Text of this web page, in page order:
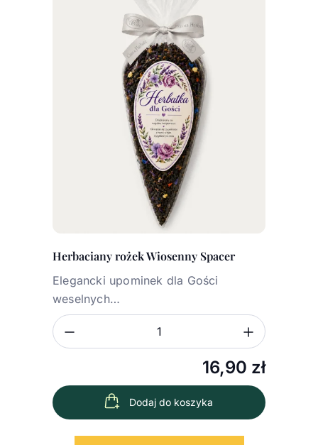
Herbaciany rożek Wiosenny Spacer
Elegancki upominek dla Gości
weselnych…
16,90 zł
Zmniejsz ilość
Dodaj do koszyka